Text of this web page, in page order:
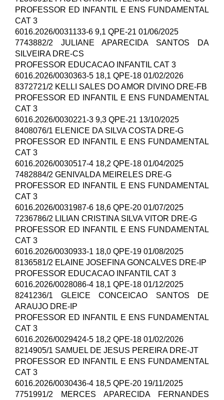
PROFESSOR ED INFANTIL E ENS FUNDAMENTAL
CAT 3
6016.2026/0031133-6 9,1 QPE-21 01/06/2025
7743882/2 JULIANE APARECIDA SANTOS DA
SILVEIRA DRE-CS
PROFESSOR EDUCACAO INFANTIL CAT 3
6016.2026/0030363-5 18,1 QPE-18 01/02/2026
8372721/2 KELLI SALES DO AMOR DIVINO DRE-FB
PROFESSOR ED INFANTIL E ENS FUNDAMENTAL
CAT 3
6016.2026/0030221-3 9,3 QPE-21 13/10/2025
8408076/1 ELENICE DA SILVA COSTA DRE-G
PROFESSOR ED INFANTIL E ENS FUNDAMENTAL
CAT 3
6016.2026/0030517-4 18,2 QPE-18 01/04/2025
7482884/2 GENIVALDA MEIRELES DRE-G
PROFESSOR ED INFANTIL E ENS FUNDAMENTAL
CAT 3
6016.2026/0031987-6 18,6 QPE-20 01/07/2025
7236786/2 LILIAN CRISTINA SILVA VITOR DRE-G
PROFESSOR ED INFANTIL E ENS FUNDAMENTAL
CAT 3
6016.2026/0030933-1 18,0 QPE-19 01/08/2025
8136581/2 ELAINE JOSEFINA GONCALVES DRE-IP
PROFESSOR EDUCACAO INFANTIL CAT 3
6016.2026/0028086-4 18,1 QPE-18 01/12/2025
8241236/1 GLEICE CONCEICAO SANTOS DE
ARAUJO DRE-IP
PROFESSOR ED INFANTIL E ENS FUNDAMENTAL
CAT 3
6016.2026/0029424-5 18,2 QPE-18 01/02/2026
8214905/1 SAMUEL DE JESUS PEREIRA DRE-JT
PROFESSOR ED INFANTIL E ENS FUNDAMENTAL
CAT 3
6016.2026/0030436-4 18,5 QPE-20 19/11/2025
7751991/2 MERCES APARECIDA FERNANDES